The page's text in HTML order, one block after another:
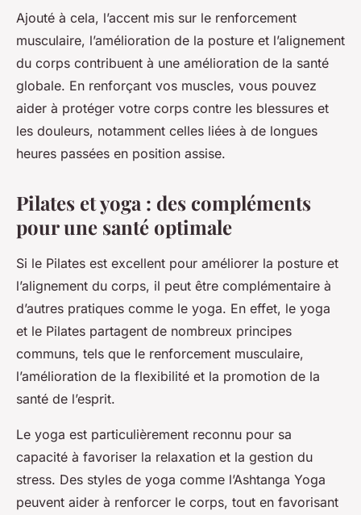
Ajouté à cela, l’accent mis sur le renforcement
musculaire, l’amélioration de la posture et l’alignement
du corps contribuent à une amélioration de la santé
globale. En renforçant vos muscles, vous pouvez
aider à protéger votre corps contre les blessures et
les douleurs, notamment celles liées à de longues
heures passées en position assise.
Pilates et yoga : des compléments
pour une santé optimale
Si le Pilates est excellent pour améliorer la posture et
l’alignement du corps, il peut être complémentaire à
d’autres pratiques comme le yoga. En effet, le yoga
et le Pilates partagent de nombreux principes
communs, tels que le renforcement musculaire,
l’amélioration de la flexibilité et la promotion de la
santé de l’esprit.
Le yoga est particulièrement reconnu pour sa
capacité à favoriser la relaxation et la gestion du
stress. Des styles de yoga comme l’Ashtanga Yoga
peuvent aider à renforcer le corps, tout en favorisant